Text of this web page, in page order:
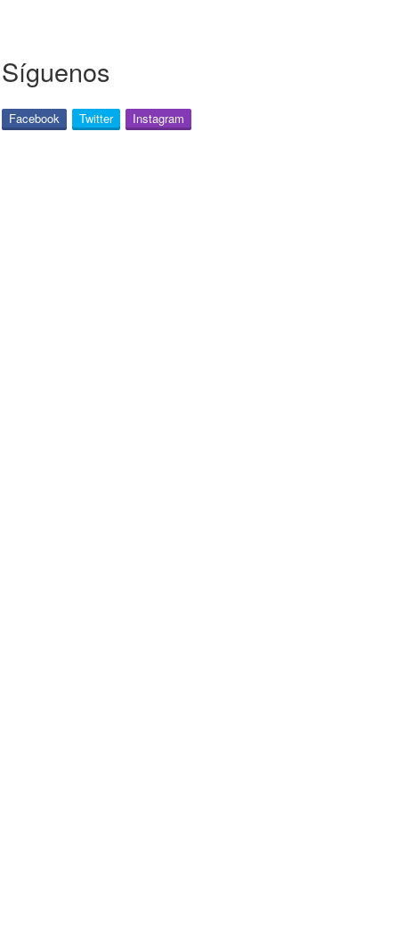
Síguenos
Facebook Twitter Instagram